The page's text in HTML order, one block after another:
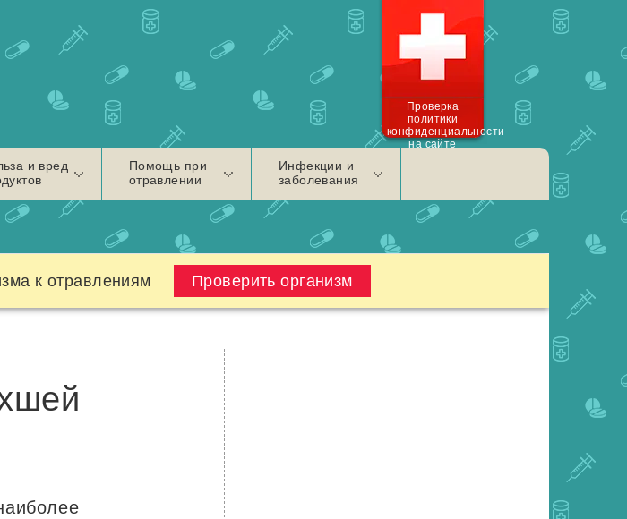
Проверка
политики
конфиденциальности
на сайте
и вред
Помощь при
отравлении
Инфекции и
заболевания
к отравлениям Проверить организм